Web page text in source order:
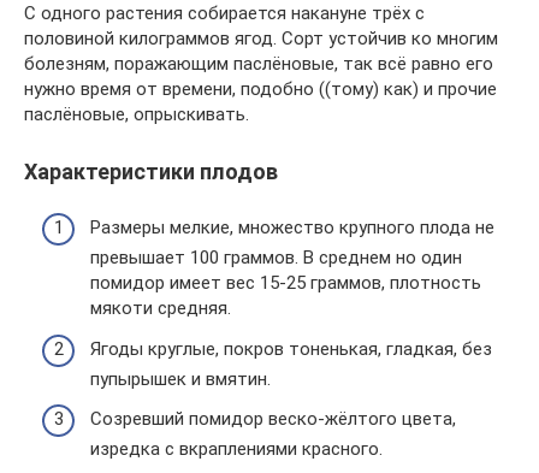
С одного растения собирается накануне трёх с
половиной килограммов ягод. Сорт устойчив ко многим
болезням, поражающим паслёновые, так всё равно его
нужно время от времени, подобно ((тому) как) и прочие
паслёновые, опрыскивать.
Характеристики плодов
Размеры мелкие, множество крупного плода не
превышает 100 граммов. В среднем но один
помидор имеет вес 15-25 граммов, плотность
мякоти средняя.
Ягоды круглые, покров тоненькая, гладкая, без
пупырышек и вмятин.
Созревший помидор веско-жёлтого цвета,
изредка с вкраплениями красного.